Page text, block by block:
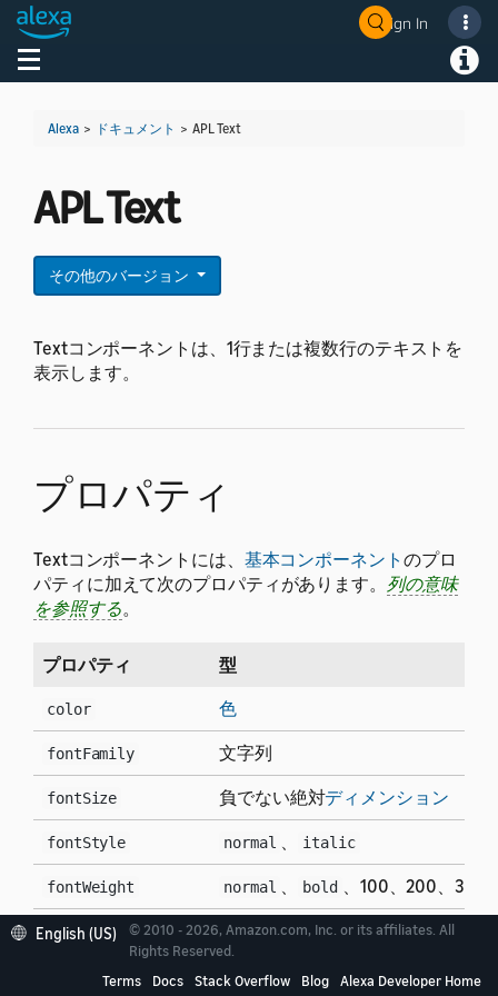
Sign In
Toggle navigation
Alexa > ドキュメント > APL Text
APL Text
その他のバージョン
Textコンポーネントは、1行または複数行のテキストを
表示します。
プロパティ
Textコンポーネントには、 基本コンポーネント のプロ
パティに加えて次のプロパティがあります。 列の意味
を参照する。
プロパティ 型
color 色
fontFamily 文字列
fontSize 負でない絶対ディメンション
fontStyle normal 、 italic
fontWeight normal 、 bold 、100、200、300
lang 文字列
letterSpacing 絶対ディメンション
English (US)
© 2010 - 2026, Amazon.com, Inc. or its affiliates. All
Rights Reserved.
Terms
Docs Stack Overflow Blog Alexa Developer Home
Welcome! Ask the DevAssistant